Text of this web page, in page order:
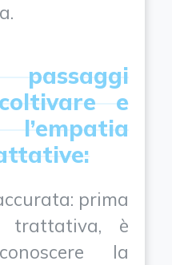
passaggi
e
prima
trattativa, è
la